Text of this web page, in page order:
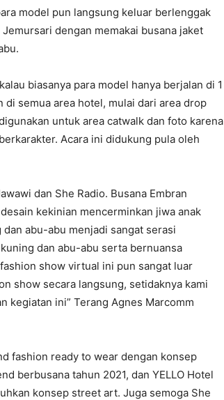
model pun langsung keluar berlenggak
dengan memakai busana jaket
biasanya para model hanya berjalan di 1
semua area hotel, mulai dari area drop
untuk area catwalk dan foto karena
Acara ini didukung pula oleh
dan She Radio. Busana Embran
kekinian mencerminkan jiwa anak
abu-abu menjadi sangat serasi
dan abu-abu serta bernuansa
show virtual ini pun sangat luar
show secara langsung, setidaknya kami
kegiatan ini” Terang Agnes Marcomm
fashion ready to wear dengan konsep
berbusana tahun 2021, dan YELLO Hotel
konsep street art. Juga semoga She